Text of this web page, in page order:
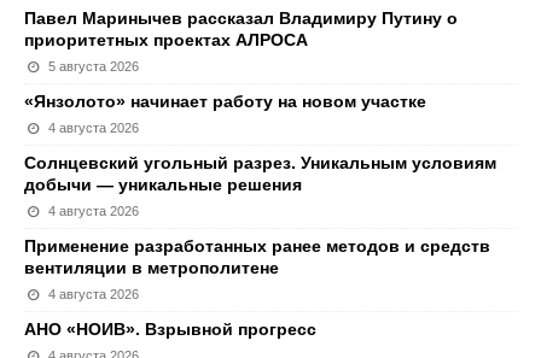
Павел Маринычев рассказал Владимиру Путину о
приоритетных проектах АЛРОСА
5 августа 2026
«Янзолото» начинает работу на новом участке
4 августа 2026
Солнцевский угольный разрез. Уникальным условиям
добычи — уникальные решения
4 августа 2026
Применение разработанных ранее методов и средств
вентиляции в метрополитене
4 августа 2026
АНО «НОИВ». Взрывной прогресс